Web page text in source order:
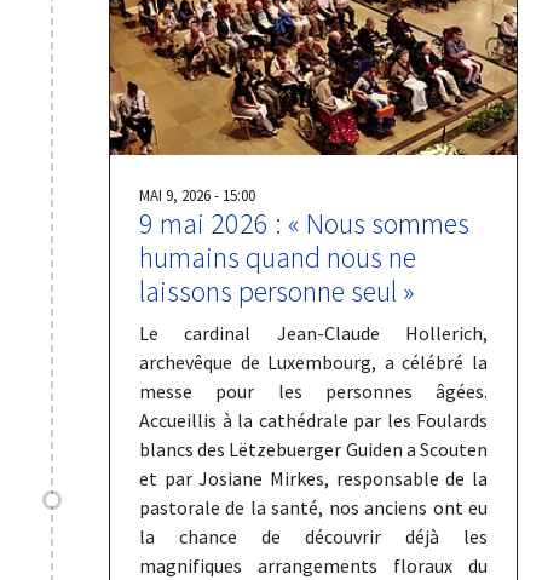
MAI 9, 2026 - 15:00
9 mai 2026 : « Nous sommes
humains quand nous ne
laissons personne seul »
Le cardinal Jean-Claude Hollerich,
archevêque de Luxembourg, a célébré la
messe pour les personnes âgées.
Accueillis à la cathédrale par les Foulards
blancs des Lëtzebuerger Guiden a Scouten
et par Josiane Mirkes, responsable de la
pastorale de la santé, nos anciens ont eu
la chance de découvrir déjà les
magnifiques arrangements floraux du